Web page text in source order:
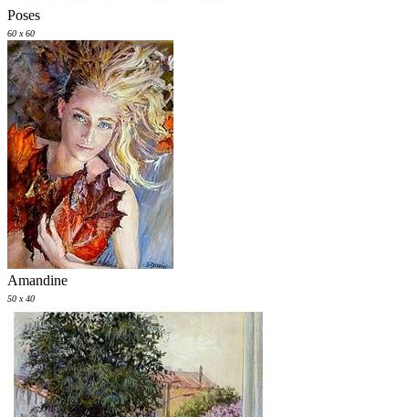
Poses
60 x 60
Amandine
50 x 40